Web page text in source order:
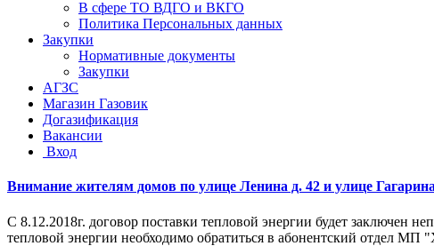
В сфере ТО ВДГО и ВКГО
Политика Персональных данных
Закупки
Нормативные документы
Закупки
АГЗС
Магазин Газовик
Догазификация
Вакансии
Вход
Внимание жителям домов по улице Ленина д. 42 и улице
С 8.12.2018г. договор поставки тепловой энергии будет заключен
тепловой энергии необходимо обратиться в абонентский отдел